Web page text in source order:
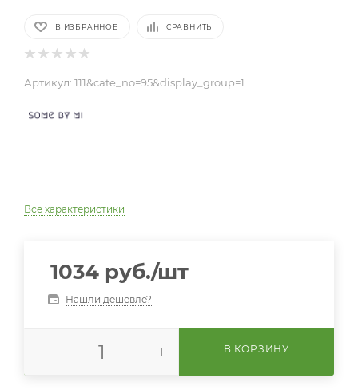
В ИЗБРАННОЕ СРАВНИТЬ
Артикул: 111&cate_no=95&display_group=1
Все характеристики
1034 руб./шт
Нашли дешевле?
В КОРЗИНУ